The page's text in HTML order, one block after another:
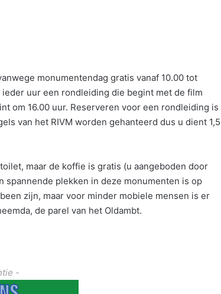
monumentendag gratis vanaf 10.00 tot
ieder uur een rondleiding die begint met de film
om 16.00 uur. Reserveren voor een rondleiding is
van het RIVM worden gehanteerd dus u dient 1,5
maar de koffie is gratis (u aangeboden door
spannende plekken in deze monumenten is op
zijn, maar voor minder mobiele mensen is er
de parel van het Oldambt.
-